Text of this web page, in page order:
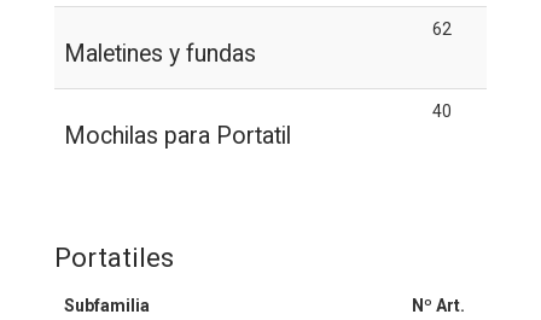
Maletines y fundas
62
Mochilas para Portatil
40
Portatiles
Subfamilia Nº Art.